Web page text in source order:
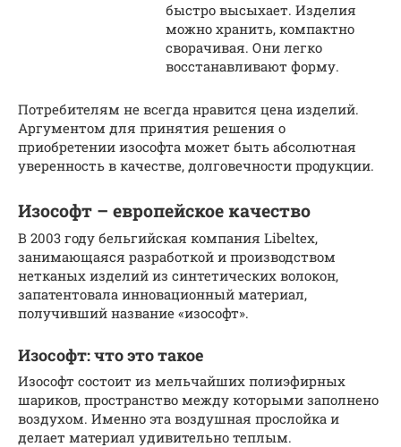
быстро высыхает. Изделия
можно хранить, компактно
сворачивая. Они легко
восстанавливают форму.
Потребителям не всегда нравится цена изделий.
Аргументом для принятия решения о
приобретении изософта может быть абсолютная
уверенность в качестве, долговечности продукции.
Изософт – европейское качество
В 2003 году бельгийская компания Libeltex,
занимающаяся разработкой и производством
нетканых изделий из синтетических волокон,
запатентовала инновационный материал,
получивший название «изософт».
Изософт: что это такое
Изософт состоит из мельчайших полиэфирных
шариков, пространство между которыми заполнено
воздухом. Именно эта воздушная прослойка и
делает материал удивительно теплым.